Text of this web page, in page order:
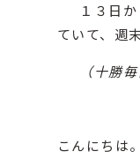
１３日か
ていて、週
（十勝毎
こんにちは